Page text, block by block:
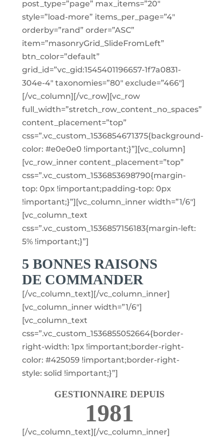
post_type=”page” max_items=”20″
style=”load-more” items_per_page=”4″
orderby=”rand” order=”ASC”
item=”masonryGrid_SlideFromLeft”
btn_color=”default”
grid_id=”vc_gid:1545401196657-1f7a0831-
304e-4″ taxonomies=”80″ exclude=”466″]
[/vc_column][/vc_row][vc_row
full_width=”stretch_row_content_no_spaces”
content_placement=”top”
css=”.vc_custom_1536854671375{background-
color: #e0e0e0 !important;}”][vc_column]
[vc_row_inner content_placement=”top”
css=”.vc_custom_1536853698790{margin-
top: 0px !important;padding-top: 0px
!important;}”][vc_column_inner width=”1/6″]
[vc_column_text
css=”.vc_custom_1536857156183{margin-left:
5% !important;}”]
5 BONNES RAISONS
DE COMMANDER
[/vc_column_text][/vc_column_inner]
[vc_column_inner width=”1/6″]
[vc_column_text
css=”.vc_custom_1536855052664{border-
right-width: 1px !important;border-right-
color: #425059 !important;border-right-
style: solid !important;}”]
GESTIONNAIRE DEPUIS
1981
[/vc_column_text][/vc_column_inner]